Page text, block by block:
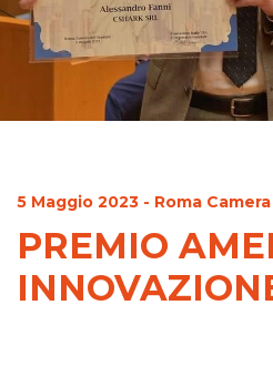
5 Maggio 2023 - Roma
PREMIO